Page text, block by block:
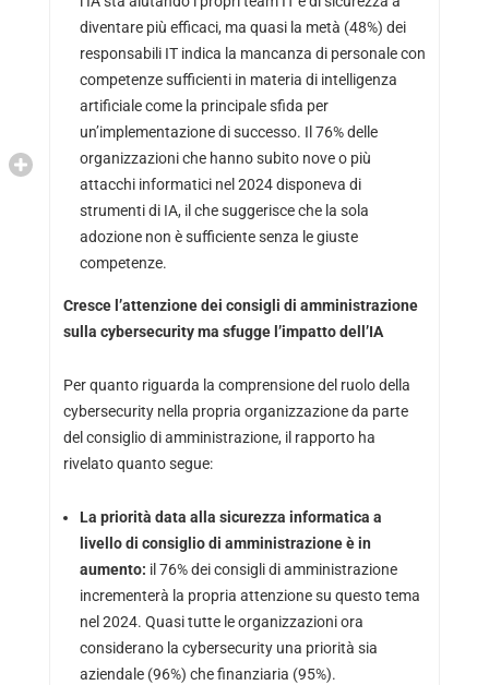
diventare più efficaci, ma quasi la metà (48%) dei
responsabili IT indica la mancanza di personale con
competenze sufficienti in materia di intelligenza
artificiale come la principale sfida per
un’implementazione di successo. Il 76% delle
organizzazioni che hanno subito nove o più
attacchi informatici nel 2024 disponeva di
strumenti di IA, il che suggerisce che la sola
adozione non è sufficiente senza le giuste
competenze.
Cresce l’attenzione dei consigli di amministrazione
sulla cybersecurity ma sfugge l’impatto dell’IA
Per quanto riguarda la comprensione del ruolo della
cybersecurity nella propria organizzazione da parte
del consiglio di amministrazione, il rapporto ha
rivelato quanto segue:
La priorità data alla sicurezza informatica a
livello di consiglio di amministrazione è in
aumento: il 76% dei consigli di amministrazione
incrementerà la propria attenzione su questo tema
nel 2024. Quasi tutte le organizzazioni ora
considerano la cybersecurity una priorità sia
aziendale (96%) che finanziaria (95%).